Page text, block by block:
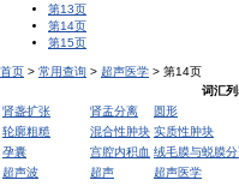
第13页
第14页
第15页
首页 > 常用查询 > 超声医学 > 第14页
词汇
肾盏扩张
肾盂分离 圆形
轮廓粗糙
混合性肿块 实质性肿块
孕囊
宫腔内积血 绒毛膜与蜕膜
超声波
超声 超声医学